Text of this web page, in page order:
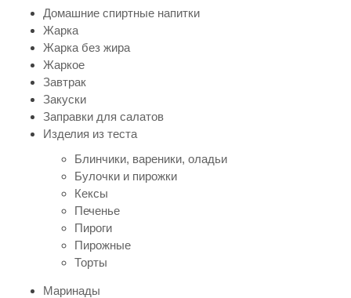
Домашние спиртные напитки
Жарка
Жарка без жира
Жаркое
Завтрак
Закуски
Заправки для салатов
Изделия из теста
Блинчики, вареники, оладьи
Булочки и пирожки
Кексы
Печенье
Пироги
Пирожные
Торты
Маринады